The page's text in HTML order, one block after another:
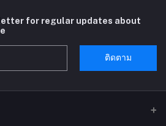
for regular updates about
ติดตาม